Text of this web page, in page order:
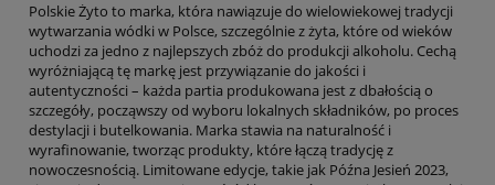
Polskie Żyto to marka, która nawiązuje do wielowiekowej tradycji
wytwarzania wódki w Polsce, szczególnie z żyta, które od wieków
uchodzi za jedno z najlepszych zbóż do produkcji alkoholu. Cechą
wyróżniającą tę markę jest przywiązanie do jakości i
autentyczności – każda partia produkowana jest z dbałością o
szczegóły, począwszy od wyboru lokalnych składników, po proces
destylacji i butelkowania. Marka stawia na naturalność i
wyrafinowanie, tworząc produkty, które łączą tradycję z
nowoczesnością. Limitowane edycje, takie jak Późna Jesień 2023,